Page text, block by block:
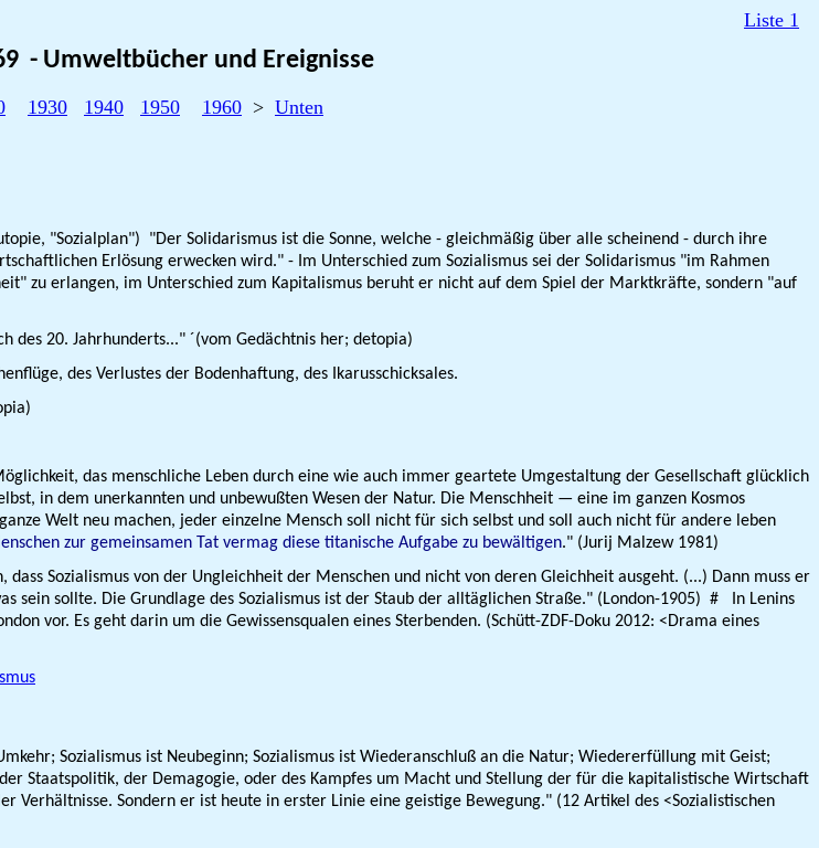
Liste 1
- Umweltbücher und Ereignisse
1930 1940 1950 1960 > Unten
"Sozialplan") "Der Solidarismus ist die Sonne, welche - gleichmäßig über alle scheinend - durch ihre
Erlösung erwecken wird." - Im Unterschied zum Sozialismus sei der Solidarismus "im Rahmen
zu erlangen, im Unterschied zum Kapitalismus beruht er nicht auf dem Spiel der Marktkräfte, sondern "auf
20. Jahrhunderts..." ´(vom Gedächtnis her; detopia)
des Verlustes der Bodenhaftung, des Ikarusschicksales.
das menschliche Leben durch eine wie auch immer geartete Umgestaltung der Gesellschaft glücklich
in dem unerkannten und unbewußten Wesen der Natur. Die Menschheit — eine im ganzen Kosmos
Welt neu machen, jeder einzelne Mensch soll nicht für sich selbst und soll auch nicht für andere leben
zur gemeinsamen Tat vermag diese titanische Aufgabe zu bewältigen." (Jurij Malzew 1981)
dass Sozialismus von der Ungleichheit der Menschen und nicht von deren Gleichheit ausgeht. (...) Dann muss er
sein sollte. Die Grundlage des Sozialismus ist der Staub der alltäglichen Straße." (London-1905) # In Lenins
vor. Es geht darin um die Gewissensqualen eines Sterbenden. (Schütt-ZDF-Doku 2012: <Drama eines
Sozialismus ist Neubeginn; Sozialismus ist Wiederanschluß an die Natur; Wiedererfüllung mit Geist;
Staatspolitik, der Demagogie, oder des Kampfes um Macht und Stellung der für die kapitalistische Wirtschaft
Sondern er ist heute in erster Linie eine geistige Bewegung." (12 Artikel des <Sozialistischen